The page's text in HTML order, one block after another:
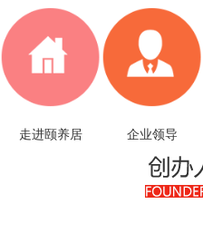
走进颐养居 企业领导
环境设施
领导关怀